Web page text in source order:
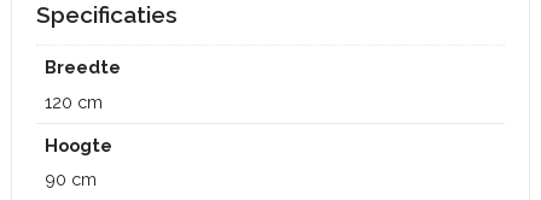
Specificaties
Breedte
120 cm
Hoogte
90 cm